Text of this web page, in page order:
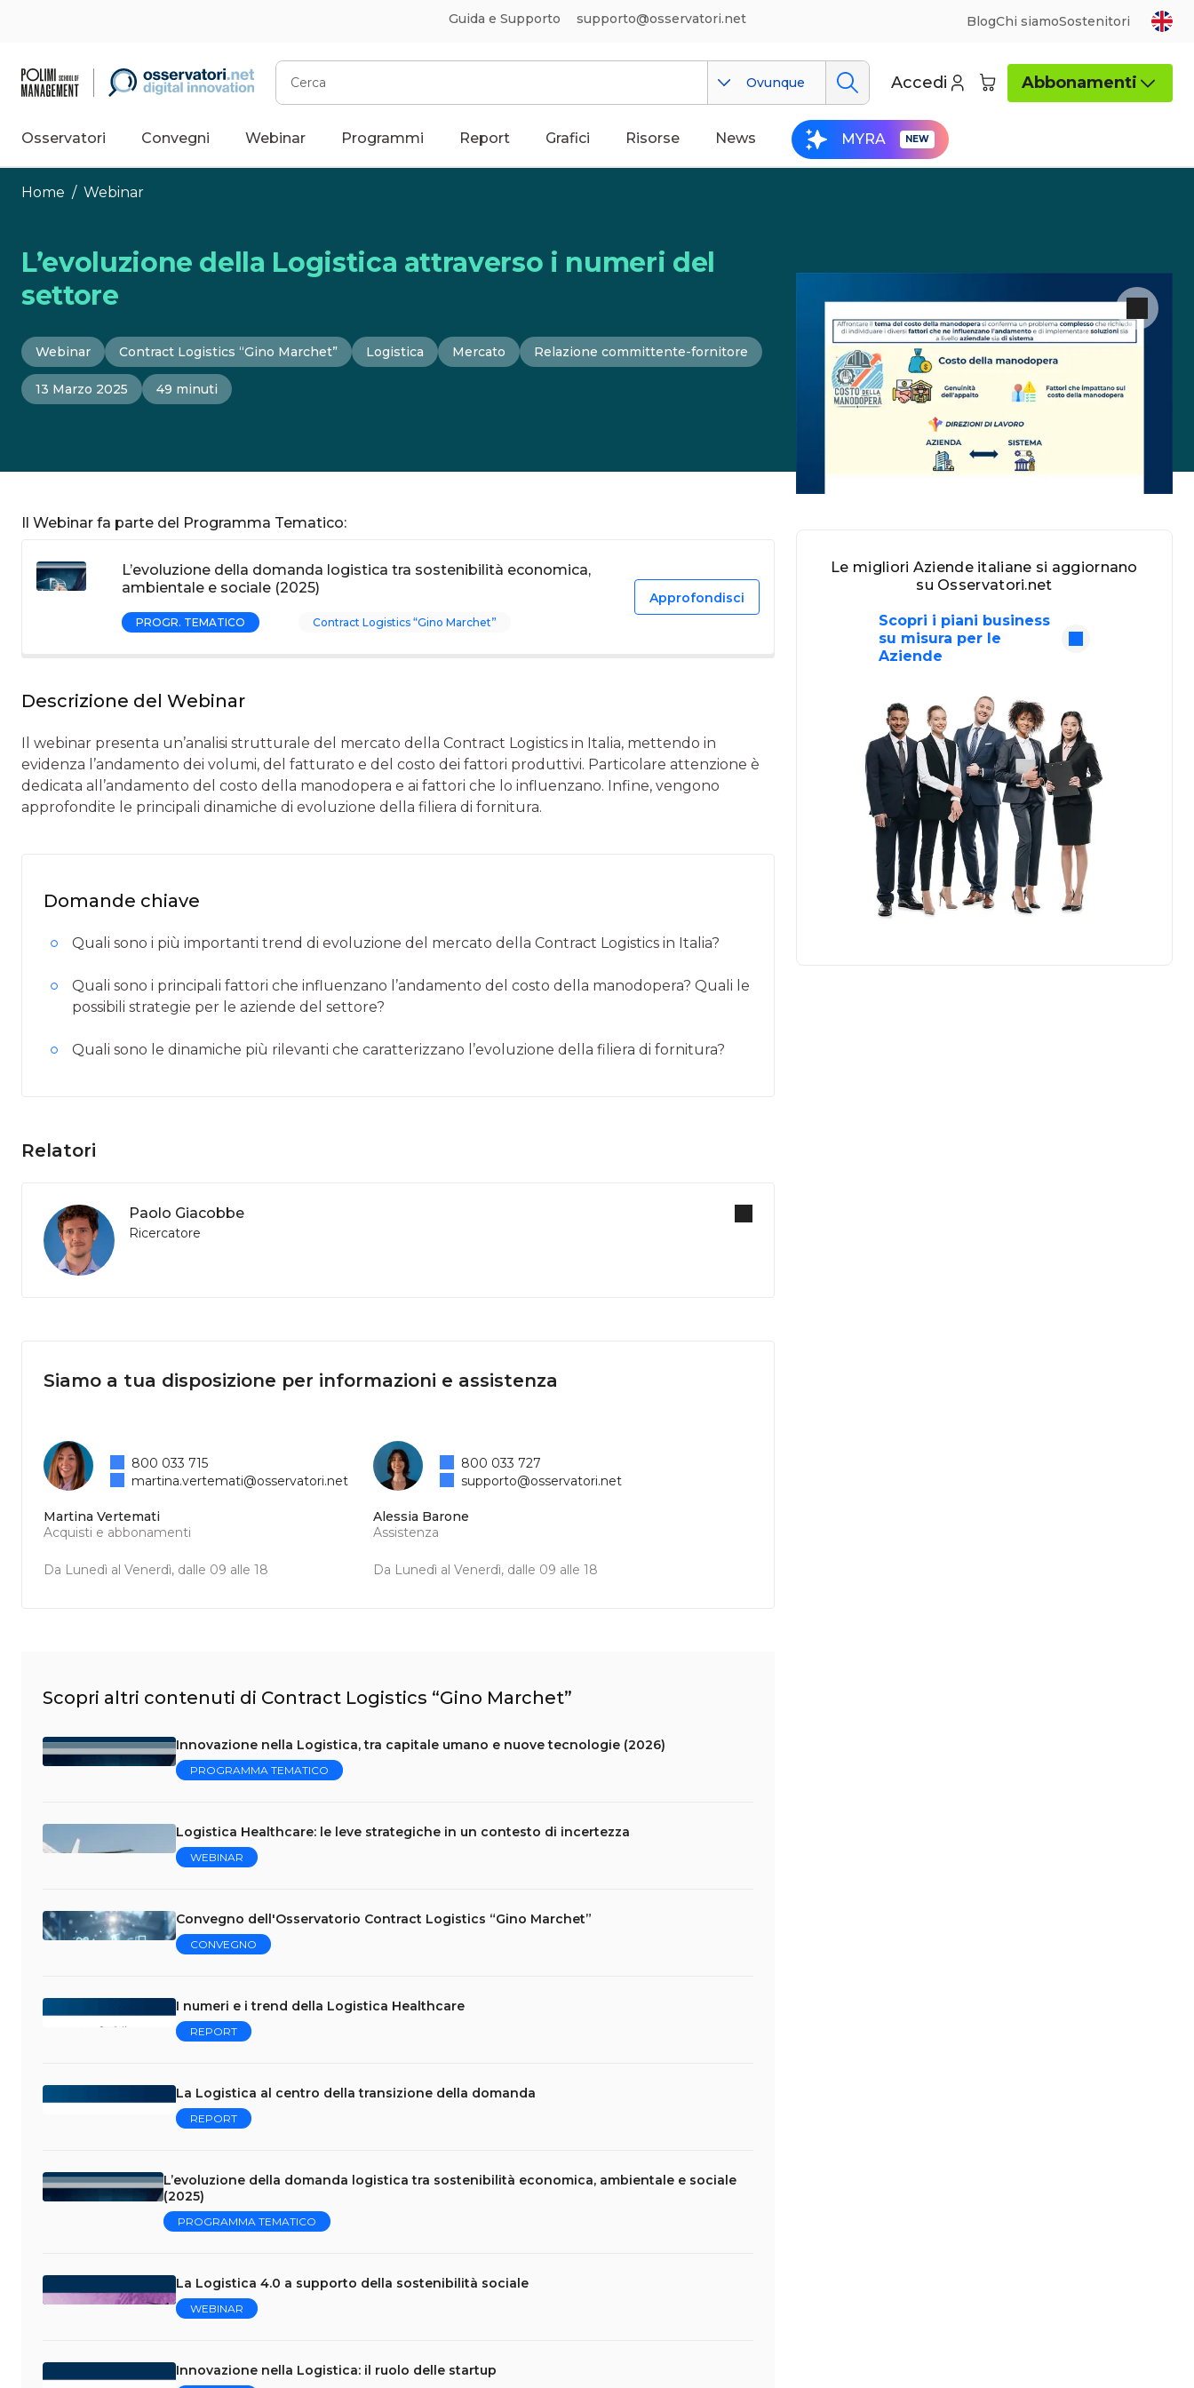
Guida e Supporto supporto@osservatori.net BlogChi siamoSostenitori
Cerca
Ovunque Accedi Abbonamenti
Osservatori Convegni Webinar Programmi Report Grafici Risorse News MYRA
Home / Webinar
L’evoluzione della Logistica attraverso i numeri del
settore
Webinar Contract Logistics “Gino Marchet” Logistica Mercato Relazione committente-fornitore
13 Marzo 2025 49 minuti
Il Webinar fa parte del Programma Tematico:
L’evoluzione della domanda logistica tra sostenibilità economica,
ambientale e sociale (2025)
PROGR. TEMATICO Contract Logistics “Gino Marchet”
Approfondisci
Descrizione del Webinar
Il webinar presenta un’analisi strutturale del mercato della Contract Logistics in Italia, mettendo in
evidenza l’andamento dei volumi, del fatturato e del costo dei fattori produttivi. Particolare attenzione è
dedicata all’andamento del costo della manodopera e ai fattori che lo influenzano. Infine, vengono
approfondite le principali dinamiche di evoluzione della filiera di fornitura.
Domande chiave
Quali sono i più importanti trend di evoluzione del mercato della Contract Logistics in Italia?
Quali sono i principali fattori che influenzano l’andamento del costo della manodopera? Quali le
possibili strategie per le aziende del settore?
Quali sono le dinamiche più rilevanti che caratterizzano l’evoluzione della filiera di fornitura?
Relatori
Paolo Giacobbe
Ricercatore
Siamo a tua disposizione per informazioni e assistenza
Martina Vertemati
Acquisti e abbonamenti
Da Lunedì al Venerdì, dalle 09 alle 18
800 033 715
martina.vertemati@osservatori.net
Alessia Barone
Assistenza
Da Lunedì al Venerdì, dalle 09 alle 18
800 033 727
supporto@osservatori.net
Scopri altri contenuti di Contract Logistics “Gino Marchet”
Innovazione nella Logistica, tra capitale umano e nuove tecnologie (2026)
PROGRAMMA TEMATICO
Logistica Healthcare: le leve strategiche in un contesto di incertezza
WEBINAR
Convegno dell'Osservatorio Contract Logistics “Gino Marchet”
CONVEGNO
I numeri e i trend della Logistica Healthcare
REPORT
La Logistica al centro della transizione della domanda
REPORT
L’evoluzione della domanda logistica tra sostenibilità economica, ambientale e sociale
(2025)
PROGRAMMA TEMATICO
La Logistica 4.0 a supporto della sostenibilità sociale
WEBINAR
Innovazione nella Logistica: il ruolo delle startup
Le migliori Aziende italiane si aggiornano
su Osservatori.net
Scopri i piani business
su misura per le
Aziende